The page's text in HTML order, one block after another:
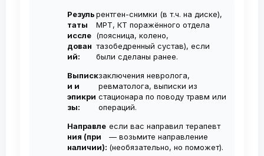
интервалом 1 нед. Повторные курсы
проводятся по необходимости, не чаще
1-2 раза в год.
ожидания.
Резуль
таты
иссле
дован
ий:
рентген-снимки (в т.ч. на диске),
МРТ, КТ поражённого отдела
(поясница, колено,
тазобедренный сустав), если
были сделаны ранее.
Выписк
и и
эпикри
зы:
заключения невролога,
ревматолога, выписки из
стационара по поводу травм или
операций.
Направле
ния (при
наличии):
если вас направил терапевт
— возьмите направление
(необязательно, но поможет).